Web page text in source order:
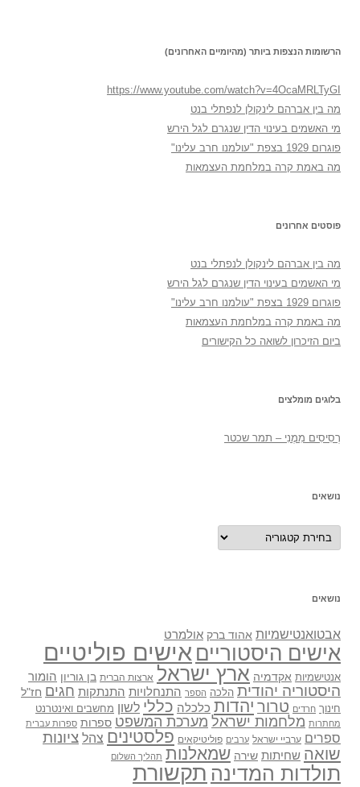
הרשומות הנצפות ביותר (מהיומיים האחרונים)
https://www.youtube.com/watch?v=4OcaMRLTyGI
מה בין אברהם לינקולן לנפתלי בנט
מי האשמים בעינוי הדין שנגרם לגל הירש
פוגרום 1929 בצפת "עולמנו חרב עלינו"
מה באמת קרה במלחמת העצמאות
פוסטים אחרונים
מה בין אברהם לינקולן לנפתלי בנט
מי האשמים בעינוי הדין שנגרם לגל הירש
פוגרום 1929 בצפת "עולמנו חרב עלינו"
מה באמת קרה במלחמת העצמאות
ביום הזיכרון לשואה כל הקישורים
בלוגים מומלצים
רְסִיסִים מִמֶנִי – תמר שכטר
נושאים
נושאים
נושאים
אבטואנטישמיות אהוד ברק אולמרט
אישים היסטוריים אישים פוליטיים
אנטישמיות אקדמיה ארץ ישראל ארצות הברית בן גוריון הומור
היסטוריה יהודית הלכה הספר התנחלויות התנתקות חגים חז"ל
חינוך חרדים טרור יהדות כלכלה כללי לשון מחשבים ואינטרנט
מחתרות מלחמות ישראל מערכת המשפט ספרות ספרות עברית
ספרים ערביי ישראל ערבים פוליטיקאים פלסטינים צהל ציונות
שואה שחיתות שירה שמאלנות תהליך השלום
תולדות המדינה תקשורת